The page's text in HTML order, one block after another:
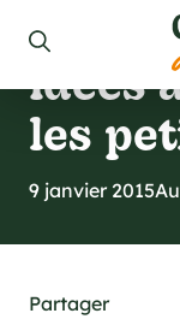
Idées
les
9 janvier 2015
Partager